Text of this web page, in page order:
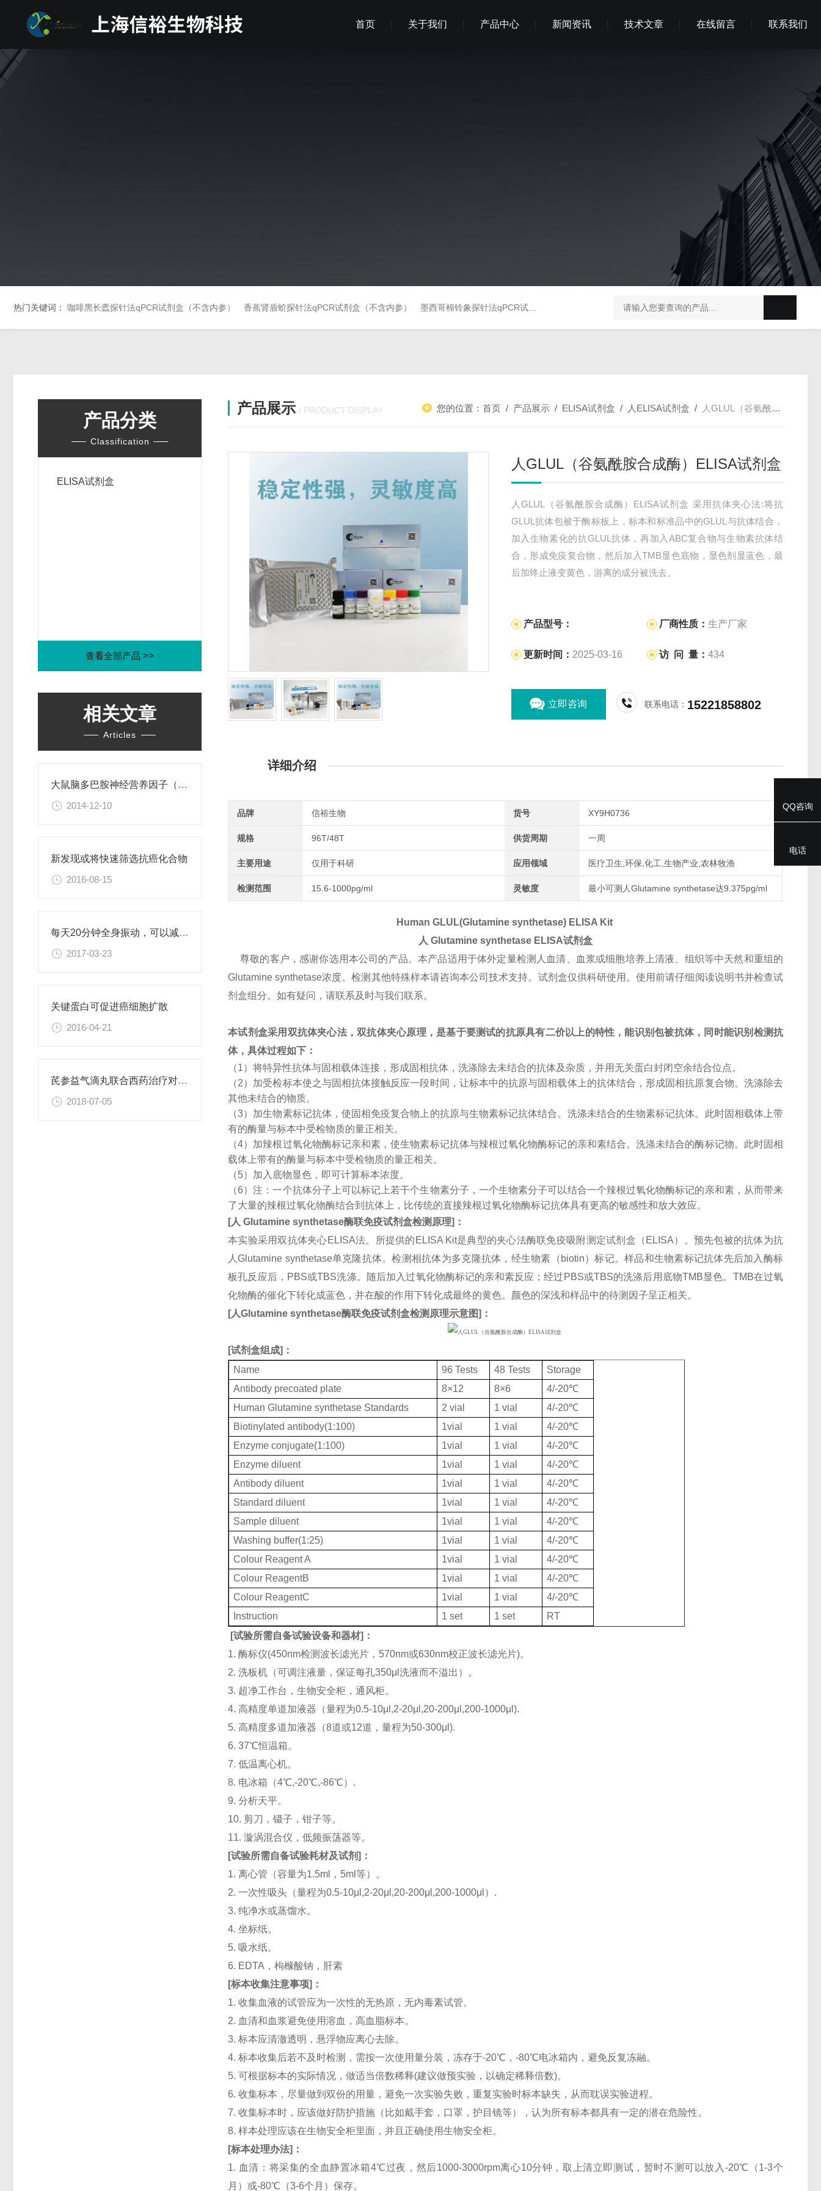
首页 关于我们 产品中心 新闻资讯 技术文章 在线留言 联系我们
热门关键词： 咖啡黑长蠹探针法qPCR试剂盒（不含内参） 香蕉肾盾蚧探针法qPCR试剂盒（不含内参） 墨西哥棉铃象探针法qPCR试剂盒（不含内参） 榛子东部枯萎病菌探针法qPCR试剂盒不含内参
产品分类
Classification
ELISA试剂盒
查看全部产品 >>
相关文章
Articles
大鼠脑多巴胺神经营养因子（CDNF）ELISA试剂盒
2014-12-10
新发现或将快速筛选抗癌化合物
2016-08-15
每天20分钟全身振动，可以减肥、对抗糖尿病
2017-03-23
关键蛋白可促进癌细胞扩散
2016-04-21
芪参益气滴丸联合西药治疗对稳定型心绞痛患者血清抵抗素水平的影响
2018-07-05
产品展示 / PRODUCT DISPLAY 您的位置：首页 / 产品展示 / ELISA试剂盒 / 人ELISA试剂盒 / 人GLUL（谷氨酰胺合成酶）ELISA试剂盒
人GLUL（谷氨酰胺合成酶）ELISA试剂盒
人GLUL（谷氨酰胺合成酶）ELISA试剂盒 采用抗体夹心法:将抗
GLUL抗体包被于酶标板上，标本和标准品中的GLUL与抗体结合，
加入生物素化的抗GLUL抗体，再加入ABC复合物与生物素抗体结
合，形成免疫复合物，然后加入TMB显色底物，显色剂显蓝色，最
后加终止液变黄色，游离的成分被洗去。
产品型号： 厂商性质：生产厂家
更新时间： 2025-03-16 访 问 量：434
立即咨询 联系电话： 15221858802
详细介绍
品牌 信裕生物 货号 XY9H0736
规格 96T/48T 供货周期 一周
主要用途 仅用于科研 应用领域 医疗卫生,环保,化工,生物产业,农林牧渔
检测范围 15.6-1000pg/ml 灵敏度 最小可测人Glutamine synthetase达9.375pg/ml
Human GLUL(Glutamine synthetase) ELISA Kit
人 Glutamine synthetase ELISA试剂盒
尊敬的客户，感谢你选用本公司的产品。本产品适用于体外定量检测人血清、血浆或细胞培养上清液、组织等中天然和重组的
Glutamine synthetase浓度。检测其他特殊样本请咨询本公司技术支持。试剂盒仅供科研使用。使用前请仔细阅读说明书并检查试
剂盒组分。如有疑问，请联系及时与我们联系。
本试剂盒采用双抗体夹心法，双抗体夹心原理，是基于要测试的抗原具有二价以上的特性，能识别包被抗体，同时能识别检测抗
体，具体过程如下：
（1）将特异性抗体与固相载体连接，形成固相抗体，洗涤除去未结合的抗体及杂质，并用无关蛋白封闭空余结合位点。
（2）加受检标本使之与固相抗体接触反应一段时间，让标本中的抗原与固相载体上的抗体结合，形成固相抗原复合物。洗涤除去
其他未结合的物质。
（3）加生物素标记抗体，使固相免疫复合物上的抗原与生物素标记抗体结合。洗涤未结合的生物素标记抗体。此时固相载体上带
有的酶量与标本中受检物质的量正相关。
（4）加辣根过氧化物酶标记亲和素，使生物素标记抗体与辣根过氧化物酶标记的亲和素结合。洗涤未结合的酶标记物。此时固相
载体上带有的酶量与标本中受检物质的量正相关。
（5）加入底物显色，即可计算标本浓度。
（6）注：一个抗体分子上可以标记上若干个生物素分子，一个生物素分子可以结合一个辣根过氧化物酶标记的亲和素，从而带来
了大量的辣根过氧化物酶结合到抗体上，比传统的直接辣根过氧化物酶标记抗体具有更高的敏感性和放大效应。
[人 Glutamine synthetase酶联免疫试剂盒检测原理] ：
本实验采用双抗体夹心ELISA法。所提供的ELISA Kit是典型的夹心法酶联免疫吸附测定试剂盒（ELISA）。预先包被的抗体为抗
人Glutamine synthetase单克隆抗体。检测相抗体为多克隆抗体，经生物素（biotin）标记。样品和生物素标记抗体先后加入酶标
板孔反应后，PBS或TBS洗涤。随后加入过氧化物酶标记的亲和素反应；经过PBS或TBS的洗涤后用底物TMB显色。TMB在过氧
化物酶的催化下转化成蓝色，并在酸的作用下转化成最终的黄色。颜色的深浅和样品中的待测因子呈正相关。
[人Glutamine synthetase酶联免疫试剂盒检测原理示意图] ：
[试剂盒组成]：
Name
96 Tests 48 Tests
Storage
Antibody precoated plate
8×12 8×6
4/-20℃
Human Glutamine synthetase Standards
2 vial 1 vial
4/-20℃
Biotinylated antibody(1:100)
1vial 1 vial
4/-20℃
Enzyme conjugate(1:100)
1vial 1 vial
4/-20℃
Enzyme diluent
1vial 1 vial
4/-20℃
Antibody diluent
1vial 1 vial
4/-20℃
Standard diluent
1vial 1 vial
4/-20℃
Sample diluent
1vial 1 vial
4/-20℃
Washing buffer(1:25)
1vial 1 vial
4/-20℃
Colour Reagent A
1vial 1 vial
4/-20℃
Colour ReagentB
1vial 1 vial
4/-20℃
Colour ReagentC
1vial 1 vial
4/-20℃
Instruction
1 set 1 set
RT
[试验所需自备试验设备和器材]：
1. 酶标仪(450nm检测波长滤光片，570nm或630nm校正波长滤光片)。
2. 洗板机（可调注液量，保证每孔350μl洗液而不溢出）。
3. 超净工作台，生物安全柜，通风柜。
4. 高精度单道加液器（量程为0.5-10μl,2-20μl,20-200μl,200-1000μl).
5. 高精度多道加液器（8道或12道，量程为50-300μl).
6. 37℃恒温箱。
7. 低温离心机。
8. 电冰箱（4℃,-20℃,-86℃）.
9. 分析天平。
10. 剪刀，镊子，钳子等。
11. 漩涡混合仪，低频振荡器等。
[试验所需自备试验耗材及试剂]：
1. 离心管（容量为1.5ml，5ml等）。
2. 一次性吸头（量程为0.5-10μl,2-20μl,20-200μl,200-1000μl）.
3. 纯净水或蒸馏水。
4. 坐标纸。
5. 吸水纸。
6. EDTA，枸橼酸钠，肝素
[标本收集注意事项]：
1. 收集血液的试管应为一次性的无热原，无内毒素试管。
2. 血清和血浆避免使用溶血，高血脂标本。
3. 标本应清澈透明，悬浮物应离心去除。
4. 标本收集后若不及时检测，需按一次使用量分装，冻存于-20℃，-80℃电冰箱内，避免反复冻融。
5. 可根据标本的实际情况，做适当倍数稀释(建议做预实验，以确定稀释倍数)。
6. 收集标本，尽量做到双份的用量，避免一次实验失败，重复实验时标本缺失，从而耽误实验进程。
7. 收集标本时，应该做好防护措施（比如戴手套，口罩，护目镜等），认为所有标本都具有一定的潜在危险性。
8. 样本处理应该在生物安全柜里面，并且正确使用生物安全柜。
[标本处理办法]：
1. 血清：将采集的全血静置冰箱4℃过夜，然后1000-3000rpm离心10分钟，取上清立即测试，暂时不测可以放入-20℃（1-3个
月）或-80℃（3-6个月）保存。
QQ咨询
电话